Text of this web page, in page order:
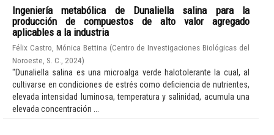
Ingeniería metabólica de Dunaliella salina para la
producción de compuestos de alto valor agregado
aplicables a la industria
Félix Castro, Mónica Bettina (Centro de Investigaciones Biológicas del
Noroeste, S. C.
2024)
"Dunaliella salina es una microalga verde halotolerante la cual, al
cultivarse en condiciones de estrés como deficiencia de nutrientes,
elevada intensidad luminosa, temperatura y salinidad, acumula una
elevada concentración ...